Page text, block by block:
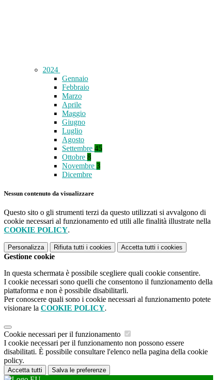
2024
Gennaio
Febbraio
Marzo
Aprile
Maggio
Giugno
Luglio
Agosto
Settembre 45
Ottobre 8
Novembre 3
Dicembre
Nessun contenuto da visualizzare
Questo sito o gli strumenti terzi da questo utilizzati si avvalgono di
cookie necessari al funzionamento ed utili alle finalità illustrate nella
COOKIE POLICY.
Personalizza Rifiuta tutti i cookies Accetta tutti i cookies
Gestione cookie
In questa schermata è possibile scegliere quali cookie consentire.
I cookie necessari sono quelli che consentono il funzionamento della
piattaforma e non è possibile disabilitarli.
Per conoscere quali sono i cookie necessari al funzionamento potete
visionare la COOKIE POLICY.
Cookie necessari per il funzionamento
I cookie necessari per il funzionamento non possono essere
disabilitati. È possibile consultare l'elenco nella pagina della cookie
policy.
Accetta tutti Salva le preferenze